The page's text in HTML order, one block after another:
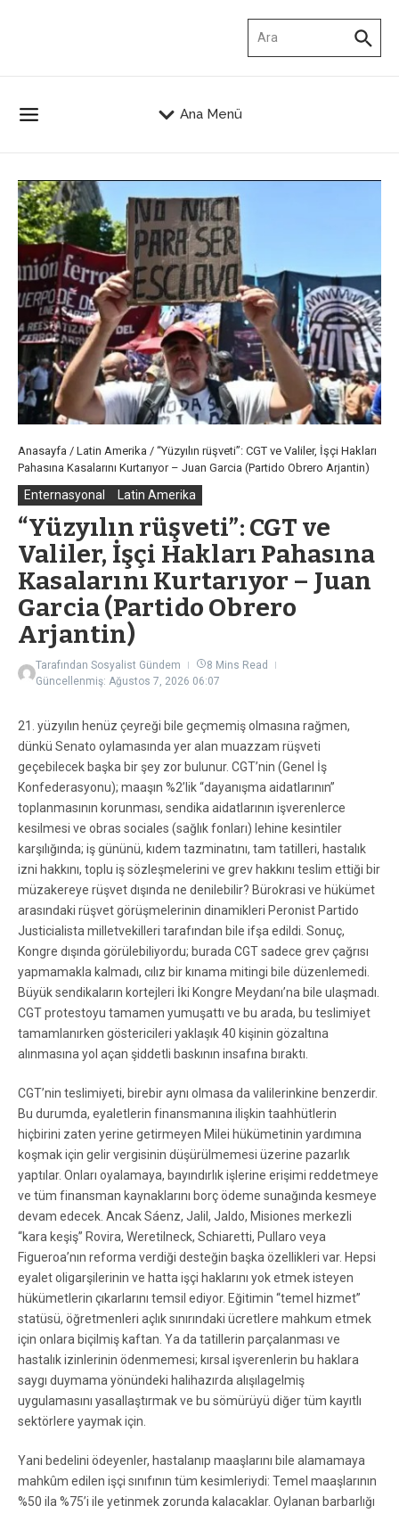
Ana Menü
Anasayfa / Latin Amerika / “Yüzyılın rüşveti”: CGT ve Valiler, İşçi Hakları
Pahasına Kasalarını Kurtarıyor – Juan Garcia (Partido Obrero Arjantin)
Enternasyonal Latin Amerika
“Yüzyılın rüşveti”: CGT ve
Valiler, İşçi Hakları Pahasına
Kasalarını Kurtarıyor – Juan
Garcia (Partido Obrero
Arjantin)
Tarafından Sosyalist Gündem
8 Mins Read
Güncellenmiş: Ağustos 7, 2026 06:07
21. yüzyılın henüz çeyreği bile geçmemiş olmasına rağmen,
dünkü Senato oylamasında yer alan muazzam rüşveti
geçebilecek başka bir şey zor bulunur. CGT’nin (Genel İş
Konfederasyonu); maaşın %2’lik “dayanışma aidatlarının”
toplanmasının korunması, sendika aidatlarının işverenlerce
kesilmesi ve obras sociales (sağlık fonları) lehine kesintiler
karşılığında; iş gününü, kıdem tazminatını, tam tatilleri, hastalık
izni hakkını, toplu iş sözleşmelerini ve grev hakkını teslim ettiği bir
müzakereye rüşvet dışında ne denilebilir? Bürokrasi ve hükümet
arasındaki rüşvet görüşmelerinin dinamikleri Peronist Partido
Justicialista milletvekilleri tarafından bile ifşa edildi. Sonuç,
Kongre dışında görülebiliyordu; burada CGT sadece grev çağrısı
yapmamakla kalmadı, cılız bir kınama mitingi bile düzenlemedi.
Büyük sendikaların kortejleri İki Kongre Meydanı’na bile ulaşmadı.
CGT protestoyu tamamen yumuşattı ve bu arada, bu teslimiyet
tamamlanırken göstericileri yaklaşık 40 kişinin gözaltına
alınmasına yol açan şiddetli baskının insafına bıraktı.
CGT’nin teslimiyeti, birebir aynı olmasa da valilerinkine benzerdir.
Bu durumda, eyaletlerin finansmanına ilişkin taahhütlerin
hiçbirini zaten yerine getirmeyen Milei hükümetinin yardımına
koşmak için gelir vergisinin düşürülmemesi üzerine pazarlık
yaptılar. Onları oyalamaya, bayındırlık işlerine erişimi reddetmeye
ve tüm finansman kaynaklarını borç ödeme sunağında kesmeye
devam edecek. Ancak Sáenz, Jalil, Jaldo, Misiones merkezli
“kara keşiş” Rovira, Weretilneck, Schiaretti, Pullaro veya
Figueroa’nın reforma verdiği desteğin başka özellikleri var. Hepsi
eyalet oligarşilerinin ve hatta işçi haklarını yok etmek isteyen
hükümetlerin çıkarlarını temsil ediyor. Eğitimin “temel hizmet”
statüsü, öğretmenleri açlık sınırındaki ücretlere mahkum etmek
için onlara biçilmiş kaftan. Ya da tatillerin parçalanması ve
hastalık izinlerinin ödenmemesi; kırsal işverenlerin bu haklara
saygı duymama yönündeki halihazırda alışılagelmiş
uygulamasını yasallaştırmak ve bu sömürüyü diğer tüm kayıtlı
sektörlere yaymak için.
Yani bedelini ödeyenler, hastalanıp maaşlarını bile alamamaya
mahkûm edilen işçi sınıfının tüm kesimleriydi: Temel maaşlarının
%50 ila %75’i ile yetinmek zorunda kalacaklar. Oylanan barbarlığı